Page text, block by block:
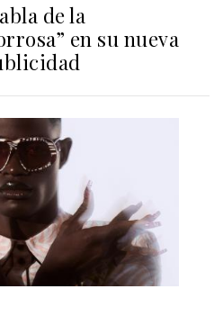
de la
en su nueva